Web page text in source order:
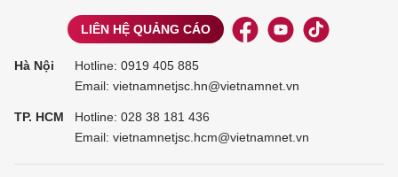
LIÊN HỆ QUẢNG CÁO
Hà Nội Hotline: 0919 405 885
Email: vietnamnetjsc.hn@vietnamnet.vn
TP. HCM Hotline: 028 38 181 436
Email: vietnamnetjsc.hcm@vietnamnet.vn